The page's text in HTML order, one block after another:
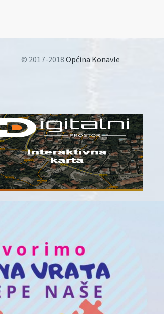
© 2017-2018 Općina Konavle